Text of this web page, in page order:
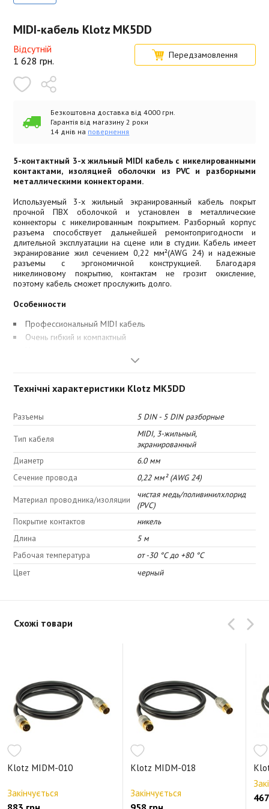
MIDI-кабель Klotz MK5DD
Відсутній
1 628 грн. Передзамовлення
Безкоштовна доставка від 4000 грн.
Гарантія від магазину 2 роки
14 днів на повернення
5-контактный 3-х жильный MIDI кабель с никелированными
контактами, изоляцией оболочки из PVC и разборными
металлическими коннекторами.
Используемый 3-х жильный экранированный кабель покрыт
прочной ПВХ оболочкой и установлен в металлические
коннекторы с никелированным покрытием. Разборный корпус
разъема способствует дальнейшей ремонтопригодности и
длительной эксплуатации на сцене или в студии. Кабель имеет
экранирование жил сечением 0,22 мм²(AWG 24) и надежные
разъемы с эргономичной конструкцией. Благодаря
никелиновому покрытию, контактам не грозит окисление,
поэтому кабель сможет прослужить долго.
Особенности
Профессиональный MIDI кабель
Очень гибкий и компактный
Прочная фиксация в разъеме
Разъемы 5 DIN - 5 DIN
Технічні характеристики Klotz MK5DD
Разъемы 5 DIN - 5 DIN разборные
Тип кабеля
MIDI, 3-жильный,
экранированный
Диаметр
6.0 мм
Сечение провода
0,22 мм² (AWG 24)
Материал проводника/изоляции
чистая медь/поливинилхлорид
(PVC)
Покрытие контактов
никель
Длина
5 м
Рабочая температура
от -30 °C до +80 °C
Цвет
черный
Схожі товари
Klotz MIDM-010
Закінчується
Klotz MIDM-018
Закінчується